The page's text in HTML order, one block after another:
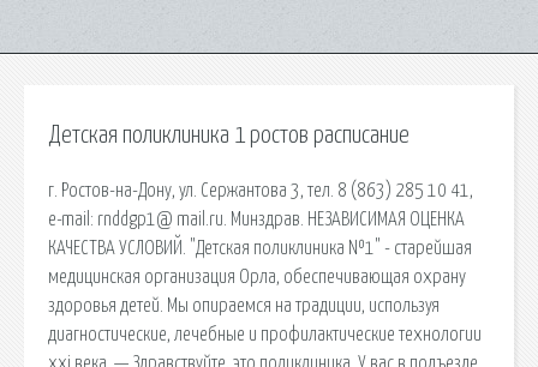
Детская поликлиника 1 ростов расписание
г. Ростов-на-Дону, ул. Сержантова 3, тел. 8 (863) 285 10 41,
e-mail: rnddgp1@ mail.ru. Минздрав. НЕЗАВИСИМАЯ ОЦЕНКА
КАЧЕСТВА УСЛОВИЙ. "Детская поликлиника №1" - старейшая
медицинская организация Орла, обеспечивающая охрану
здоровья детей. Мы опираемся на традиции, используя
диагностические, лечебные и профилактические технологии
xxi века. — Здравствуйте, это поликлиника. У вас в подъезде